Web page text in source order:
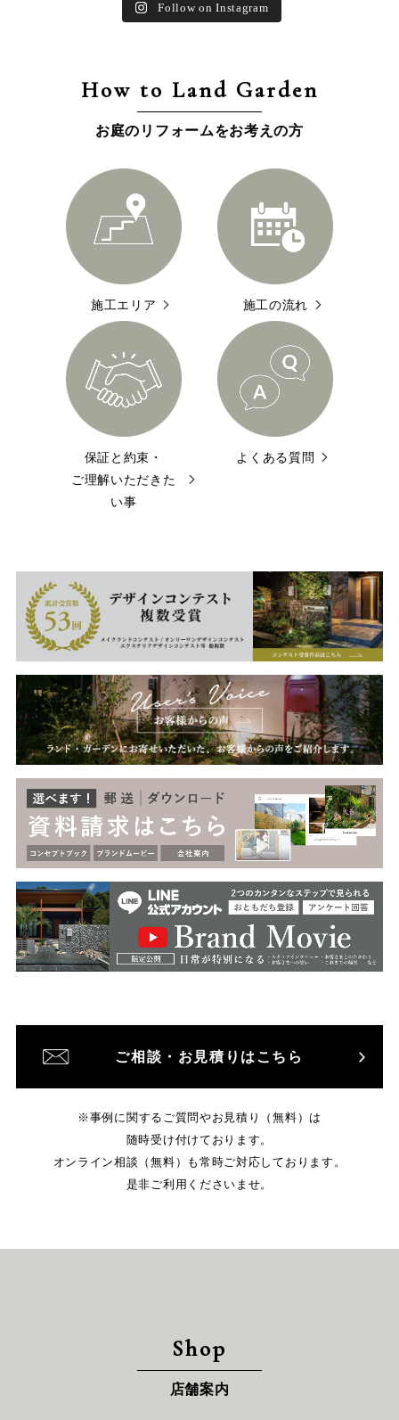
Follow on Instagram
How to Land Garden
お庭のリフォームをお考えの方
施工エリア 施工の流れ
保証と約束・
ご理解いただきた
い事
よくある質問
ご相談・お見積りはこちら
※事例に関するご質問やお見積り（無料）は
随時受け付けております。
オンライン相談（無料）も常時ご対応しております。
是非ご利用くださいませ。
Shop
店舗案内